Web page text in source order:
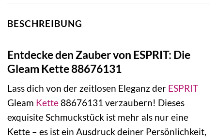
BESCHREIBUNG
Entdecke den Zauber von ESPRIT: Die
Gleam Kette 88676131
Lass dich von der zeitlosen Eleganz der ESPRIT
Gleam Kette 88676131 verzaubern! Dieses
exquisite Schmuckstück ist mehr als nur eine
Kette – es ist ein Ausdruck deiner Persönlichkeit,